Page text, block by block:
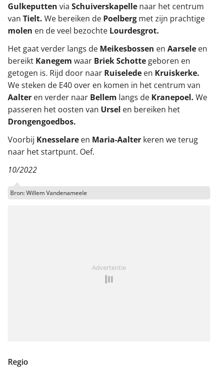
Gulkeputten via Schuiverskapelle naar het centrum
van Tielt. We bereiken de Poelberg met zijn prachtige
molen en de veel bezochte Lourdesgrot.
Het gaat verder langs de Meikesbossen en Aarsele en
bereikt Kanegem waar Briek Schotte geboren en
getogen is. Rijd door naar Ruiselede en Kruiskerke.
We steken de E40 over en komen in het centrum van
Aalter en verder naar Bellem langs de Kranepoel. We
passeren het oosten van Ursel en bereiken het
Drongengoedbos.
Voorbij Knesselare en Maria-Aalter keren we terug
naar het startpunt. Oef.
10/2022
Bron: Willem Vandenameele
Advertentie
Regio